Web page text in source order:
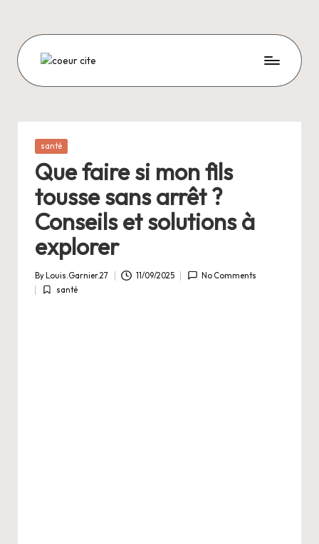
content
C
E
U
R
C
I
T
E
Posted
santé
Que faire si mon fils
tousse sans arrêt ?
Conseils et solutions à
explorer
Posted
by
By Louis.Garnier.27 11/09/2025 No Comments
Posted
santé